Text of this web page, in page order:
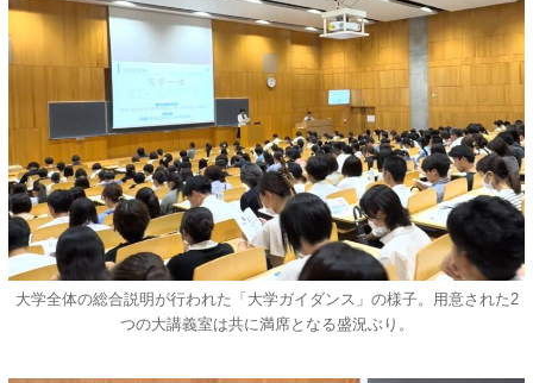
大学全体の総合説明が行われた「大学ガイダンス」の様子。用意された2
つの大講義室は共に満席となる盛況ぶり。